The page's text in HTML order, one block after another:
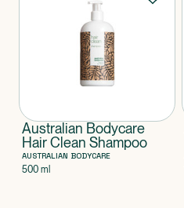
Australian Bodycare
Hair Clean Shampoo
AUSTRALIAN BODYCARE
500 ml